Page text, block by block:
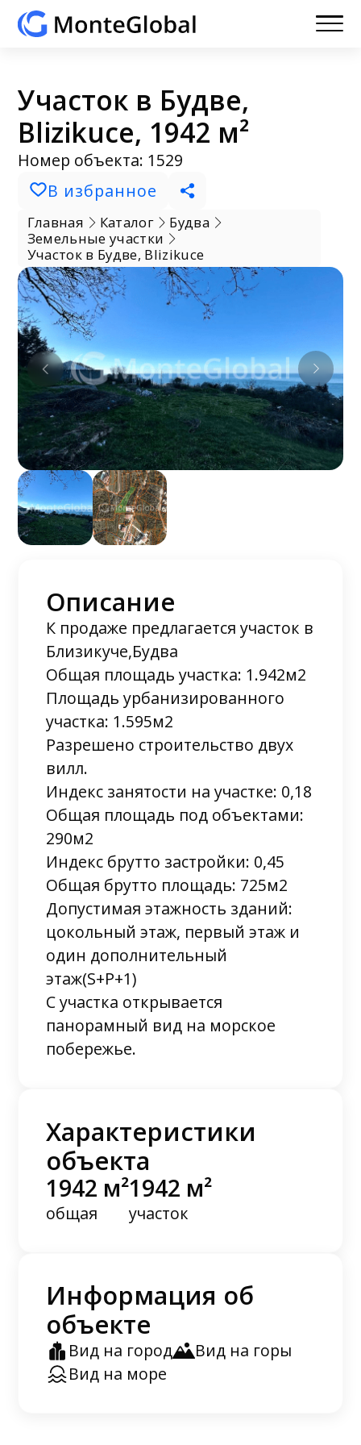
Участок в Будве,
Blizikuce, 1942 м²
Номер объекта: 1529
В избранное
Главная Каталог
Будва
Земельные участки
Участок в Будве, Blizikuce
Описание
К продаже предлагается участок в
Близикуче,Будва
Общая площадь участка: 1.942м2
Площадь урбанизированного
участка: 1.595м2
Разрешено строительство двух
вилл.
Индекс занятости на участке: 0,18
Общая площадь под объектами:
290м2
Индекс брутто застройки: 0,45
Общая брутто площадь: 725м2
Допустимая этажность зданий:
цокольный этаж, первый этаж и
один дополнительный
этаж(S+P+1)
С участка открывается
панорамный вид на морское
побережье.
Характеристики
объекта
1942 м²
общая
1942 м²
участок
Информация об
объекте
Вид на город
Вид на горы
Вид на море